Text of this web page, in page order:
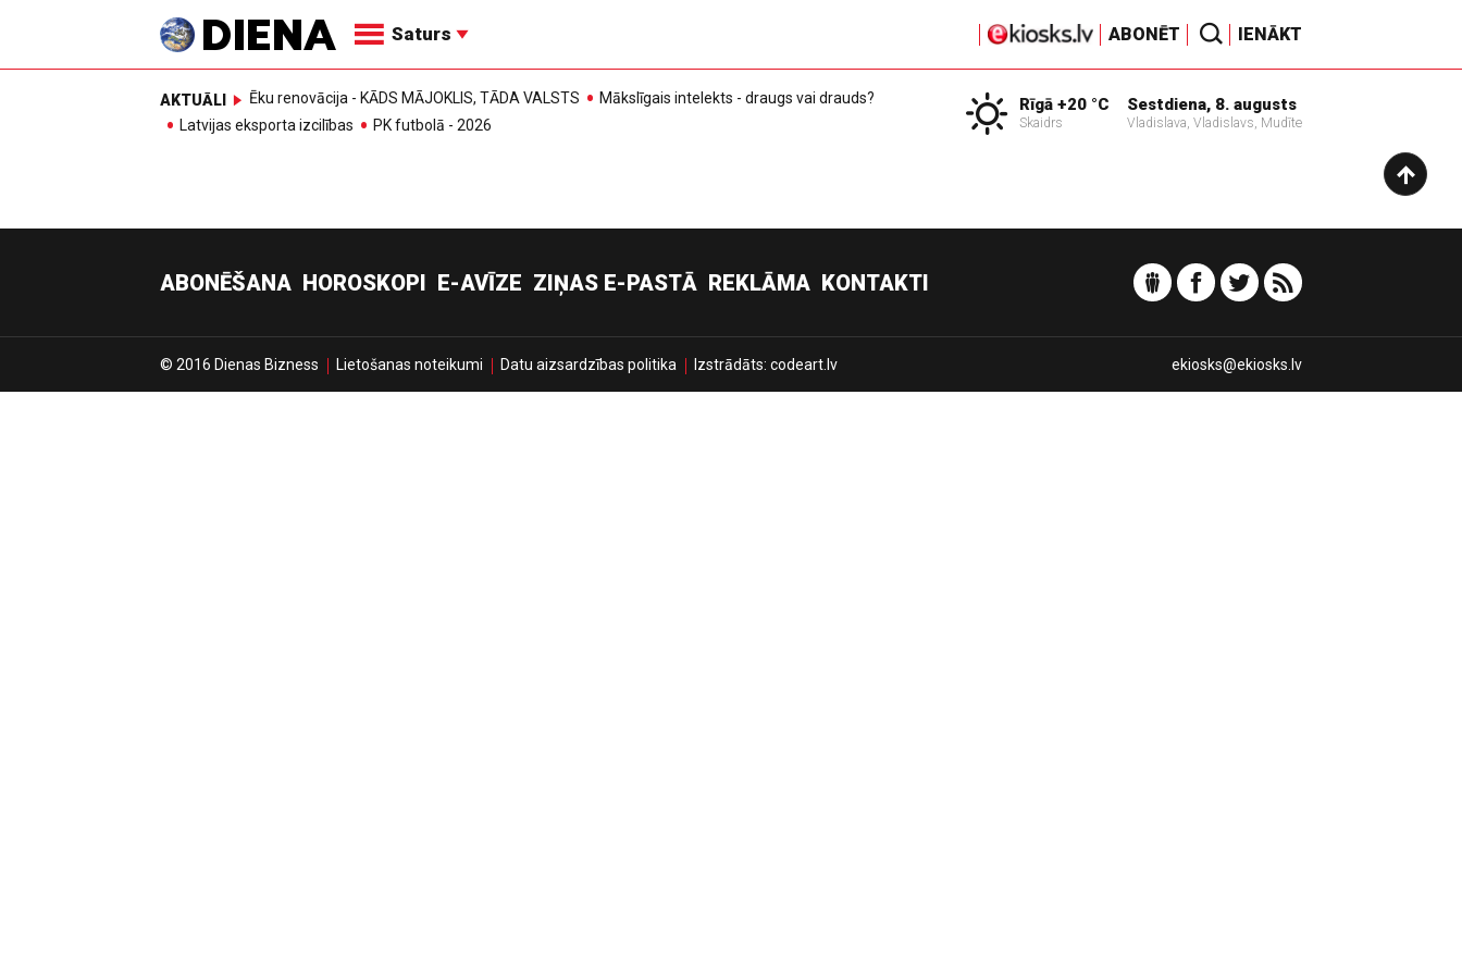
Saturs ABONĒT IENĀKT
AKTUĀLI Ēku renovācija - KĀDS MĀJOKLIS, TĀDA VALSTS
Mākslīgais intelekts - draugs vai drauds?
Latvijas eksporta izcilības
PK futbolā - 2026
Rīgā +20 °C
Skaidrs
Sestdiena, 8. augusts
Vladislava, Vladislavs, Mudīte
ABONĒŠANA HOROSKOPI E-AVĪZE ZIŅAS E-PASTĀ REKLĀMA KONTAKTI
© 2016 Dienas Bizness Lietošanas noteikumi Datu aizsardzības politika Izstrādāts: codeart.lv ekiosks@ekiosks.lv